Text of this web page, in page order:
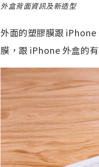
外盒背面資訊及新造型
外面的塑膠膜跟
膜，跟 iPhone 外盒的